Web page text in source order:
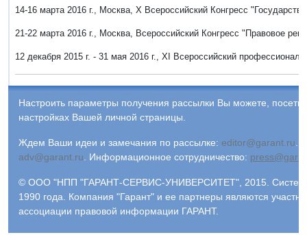
14-16 марта 2016 г., Москва, Х Всероссийский Конгресс
21-22 марта 2016 г., Москва, Всероссийский Конгресс "Правовое
12 декабря 2015 г. - 31 мая 2016 г., XI Всероссийский
Настроить параметры получения рассылки Вы можете,
настройках Вашей личной страницы.
Ждем Ваши идеи и замечания по рассылке: editor@garant.ru
adv@garant.ru
Информационное сотрудничество:
© ООО "НПП "ГАРАНТ-СЕРВИС-УНИВЕРСИТЕТ", 2015. Система
1990 года. Компания "Гарант" и ее партнеры являются
ассоциации правовой информации ГАРАНТ.